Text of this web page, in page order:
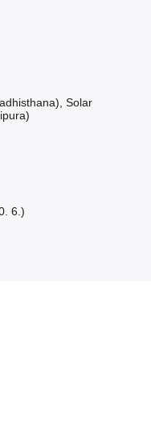
Solar
6.)